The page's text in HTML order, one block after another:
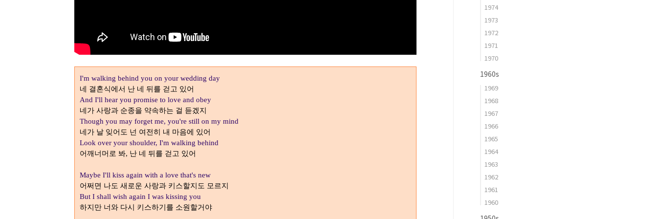
I'm walking behind you on your wedding day
네 결혼식에서 난 네 뒤를 걷고 있어
And I'll hear you promise to love and obey
네가 사랑과 순종을 약속하는 걸 듣겠지
Though you may forget me, you're still on my mind
네가 날 잊어도 넌 여전히 내 마음에 있어
Look over your shoulder, I'm walking behind
어깨너머로 봐, 난 네 뒤를 걷고 있어
Maybe I'll kiss again with a love that's new
어쩌면 나도 새로운 사랑과 키스할지도 모르지
But I shall wish again I was kissing you
하지만 너와 다시 키스하기를 소원할거야
1974
1973
1972
1971
1970
1960s
1969
1968
1967
1966
1965
1964
1963
1962
1961
1960